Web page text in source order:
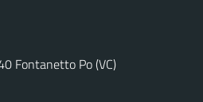
Fontanetto Po (VC)